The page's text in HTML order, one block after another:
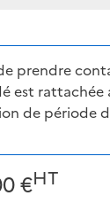
prendre
est rattachée
de période
€HT